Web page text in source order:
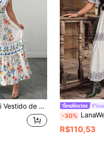
em V, Manga Curta e Bainha com Babado, Plus Size
-30% LanaWest CURVE Vestido de Verão/
R$110,53